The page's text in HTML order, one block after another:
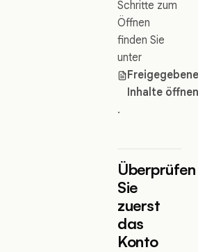
Schritte zum
Öffnen
finden Sie
unter
Inhalte
.
Überprüfen
Sie
zuerst
das
Konto